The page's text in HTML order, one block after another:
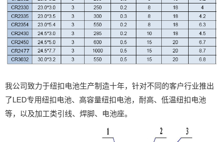
我公司致力于纽扣电池生产制造十年，针对不同的客户行业推出
了LED专用纽扣电池、高容量纽扣电池，耐高、低温纽扣电池
等，以及加工类引线、焊脚、电池座。